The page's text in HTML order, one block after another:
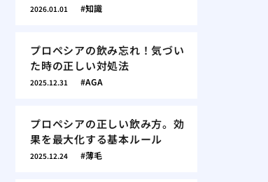
2026.01.01 知識
プロペシアの飲み忘れ！気づい
た時の正しい対処法
2025.12.31 AGA
プロペシアの正しい飲み方。効
果を最大化する基本ルール
2025.12.24 薄毛